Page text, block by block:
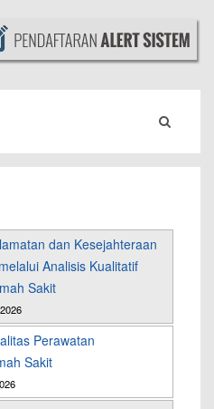
dan Kesejahteraan
Analisis Kualitatif
Sakit
Perawatan
Sakit